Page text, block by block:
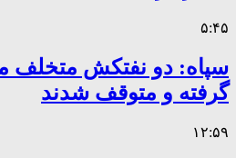
۵:۴۵
سپاه: دو نفتکش متخلف
گرفته و متوقف شدند
۱۲:۵۹